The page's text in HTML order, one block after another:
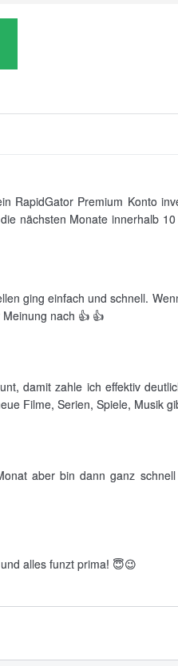
RapidGator Premium Konto
nächsten Monate innerhalb
ging einfach und schnell.
nach 👍 👍
damit zahle ich effektiv
Filme, Serien, Spiele, Musik
aber bin dann ganz
alles funzt prima! 😇😉